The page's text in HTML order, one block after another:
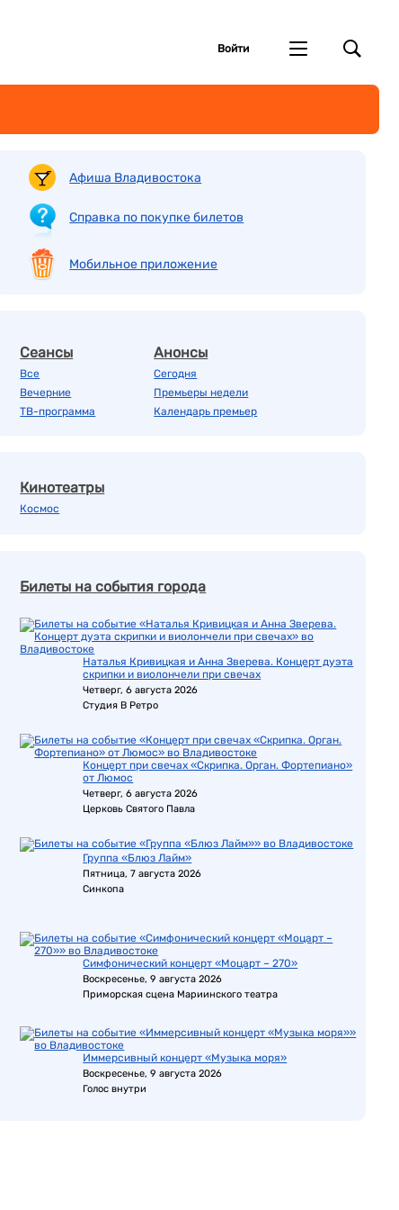
Войти
Афиша Владивостока
Справка по покупке билетов
Мобильное приложение
Сеансы
Все
Вечерние
ТВ-программа
Анонсы
Сегодня
Премьеры недели
Календарь премьер
Кинотеатры
Космос
Билеты на события города
Наталья Кривицкая и Анна Зверева. Концерт дуэта
скрипки и виолончели при свечах
Четверг, 6 августа 2026
Студия В Ретро
Концерт при свечах «Скрипка. Орган. Фортепиано»
от Люмос
Четверг, 6 августа 2026
Церковь Святого Павла
Группа «Блюз Лайм»
Пятница, 7 августа 2026
Синкопа
Симфонический концерт «Моцарт – 270»
Воскресенье, 9 августа 2026
Приморская сцена Мариинского театра
Иммерсивный концерт «Музыка моря»
Воскресенье, 9 августа 2026
Голос внутри